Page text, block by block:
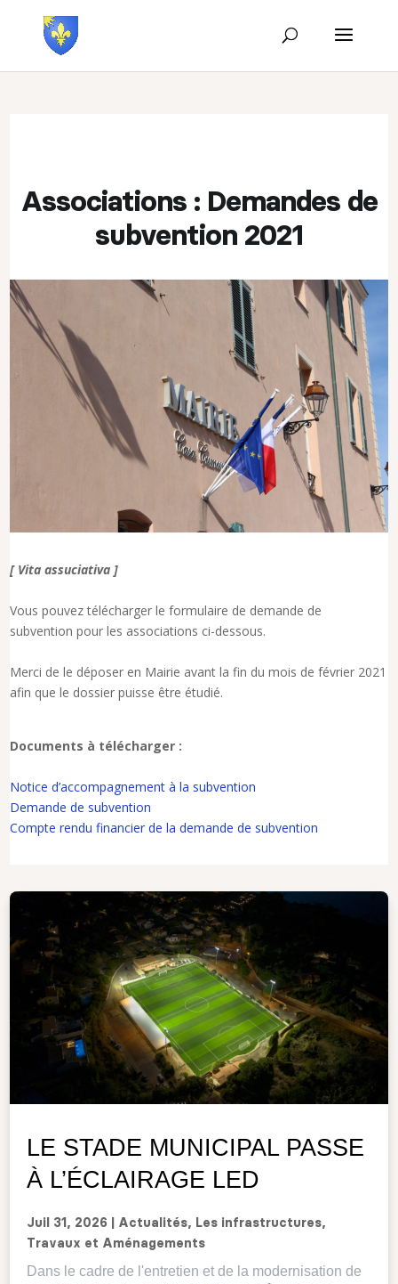
Associations : Demandes de
subvention 2021
[ Vita assuciativa ]
Vous pouvez télécharger le formulaire de demande de
subvention pour les associations ci-dessous.
Merci de le déposer en Mairie avant la fin du mois de février 2021
afin que le dossier puisse être étudié.
Documents à télécharger :
Notice d’accompagnement à la subvention
Demande de subvention
Compte rendu financier de la demande de subvention
LE STADE MUNICIPAL PASSE
À L’ÉCLAIRAGE LED
Juil 31, 2026 Actualités, Les infrastructures,
Travaux et Aménagements
Dans le cadre de l'entretien et de la modernisation de